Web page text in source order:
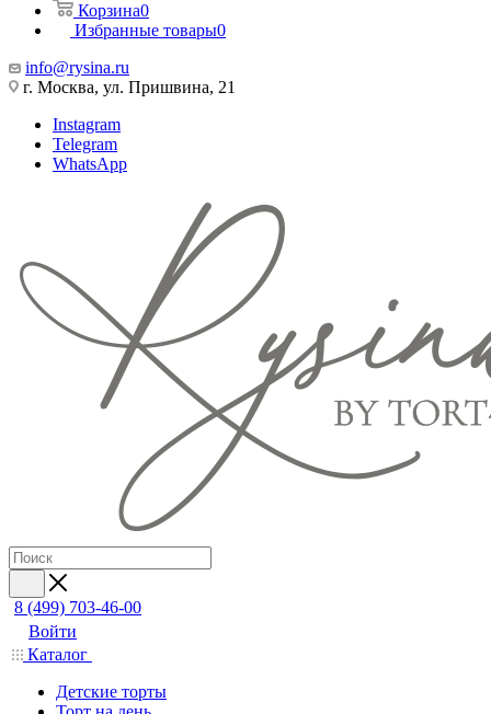
Корзина0
Избранные товары0
info@rysina.ru
г. Москва, ул. Пришвина, 21
Instagram
Telegram
WhatsApp
8 (499) 703-46-00
Войти
Каталог
Детские торты